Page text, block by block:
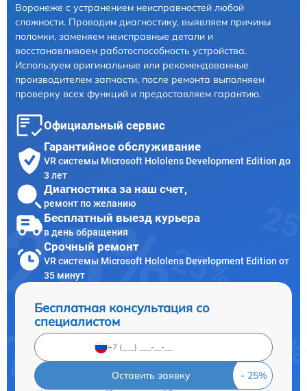
Воронеже с устранением неисправностей любой
сложности. Проводим диагностику, выявляем причины
поломки, заменяем неисправные детали и
восстанавливаем работоспособность устройства.
Используем оригинальные или рекомендованные
производителем запчасти, после ремонта выполняем
проверку всех функций и предоставляем гарантию.
Официальный сервис
Гарантийное обслуживание
VR системы Microsoft Hololens Development Edition до
3 лет
Диагностика за наш счет,
ремонт по желанию
Бесплатный выезд курьера
в день обращения
Срочный ремонт
VR системы Microsoft Hololens Development Edition от
35 минут
Бесплатная консультация со
специалистом
Оставить заявку